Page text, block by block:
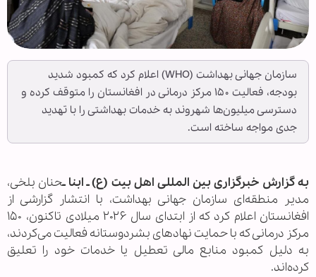
سازمان جهانی بهداشت (WHO) اعلام کرد که کمبود شدید
بودجه، فعالیت ۱۵۰ مرکز درمانی در افغانستان را متوقف کرده و
دسترسی میلیون‌ها شهروند به خدمات بهداشتی را با تهدید
جدی مواجه ساخته است.
به گزارش خبرگزاری بین المللی اهل بیت (ع) ـ ابنا ـحنان بلخی،
مدیر منطقه‌ای سازمان جهانی بهداشت، با انتشار گزارشی از
افغانستان اعلام کرد که از ابتدای سال ۲۰۲۶ میلادی تاکنون، ۱۵۰
مرکز درمانی که با حمایت نهادهای بشردوستانه فعالیت می‌کردند،
به دلیل کمبود منابع مالی تعطیل یا خدمات خود را تعلیق
کرده‌اند.